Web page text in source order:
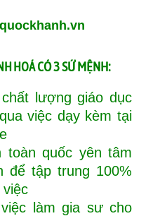
HOÁCÓ 3 SỨ MỆNH:
lượng giáo dục
việc dạy kèm tại
toàn quốc yên tâm
để tập trung 100%
làm gia sư cho